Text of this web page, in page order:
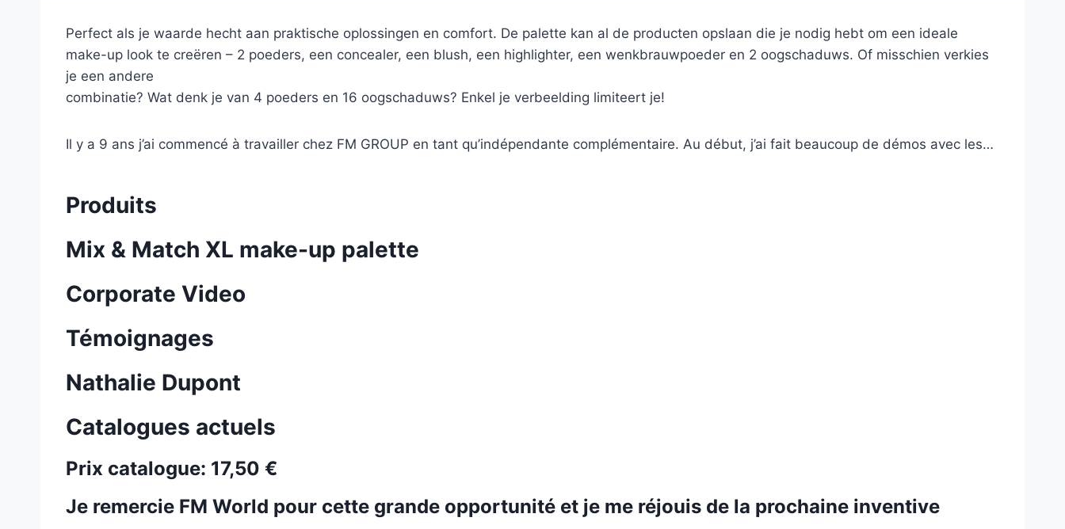
Perfect als je waarde hecht aan praktische oplossingen en comfort. De palette kan al de producten opslaan die je nodig hebt om een ideale
make-up look te creëren – 2 poeders, een concealer, een blush, een highlighter, een wenkbrauwpoeder en 2 oogschaduws. Of misschien verkies
je een andere
combinatie? Wat denk je van 4 poeders en 16 oogschaduws? Enkel je verbeelding limiteert je!
Il y a 9 ans j’ai commencé à travailler chez FM GROUP en tant qu’indépendante complémentaire. Au début, j’ai fait beaucoup de démos avec les…
Produits
Mix & Match XL make-up palette
Corporate Video
Témoignages
Nathalie Dupont
Catalogues actuels
Prix catalogue: 17,50 €
Je remercie FM World pour cette grande opportunité et je me réjouis de la prochaine inventive